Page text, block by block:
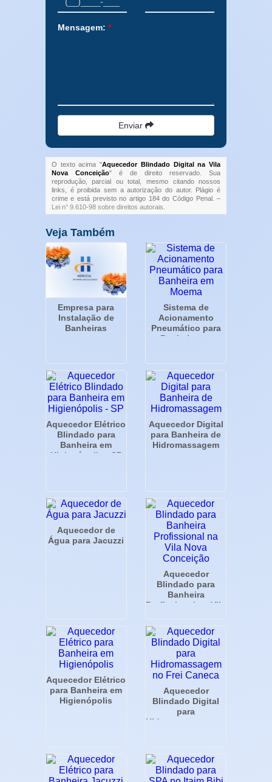
Mensagem: *
Enviar
O texto acima "Aquecedor Blindado Digital na Vila
Nova Conceição" é de direito reservado. Sua
reprodução, parcial ou total, mesmo citando nossos
links, é proibida sem a autorização do autor. Plágio é
crime e está previsto no artigo 184 do Código Penal. –
Lei n° 9.610-98 sobre direitos autorais
Veja Também
Empresa para
Instalação de
Banheiras
Sistema de
Acionamento
Pneumático para
Banheira em
Aquecedor Elétrico
Blindado para
Banheira em
Higienópolis - SP
Aquecedor Digital
para Banheira de
Hidromassagem
Aquecedor de
Água para Jacuzzi
Aquecedor
Blindado para
Banheira
Profissional na Vila
Aquecedor Elétrico
para Banheira em
Higienópolis
Aquecedor
Blindado Digital
para
Hidromassagem no